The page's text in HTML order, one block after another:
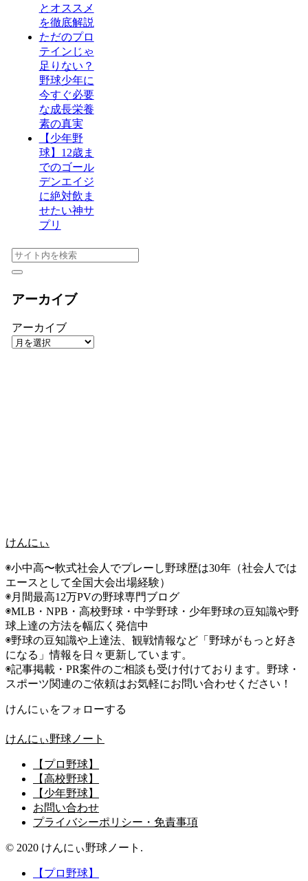
とオススメ
を徹底解説
ただのプロ
テインじゃ
足りない？
野球少年に
今すぐ必要
な成長栄養
素の真実
【少年野
球】12歳ま
でのゴール
デンエイジ
に絶対飲ま
せたい神サ
プリ
アーカイブ
アーカイブ
けんにぃ
◉小中高〜軟式社会人でプレーし野球歴は30年（社会人では
エースとして全国大会出場経験）
◉月間最高12万PVの野球専門ブログ
◉MLB・NPB・高校野球・中学野球・少年野球の豆知識や野
球上達の方法を幅広く発信中
◉野球の豆知識や上達法、観戦情報など「野球がもっと好き
になる」情報を日々更新しています。
◉記事掲載・PR案件のご相談も受け付けております。野球・
スポーツ関連のご依頼はお気軽にお問い合わせください！
けんにぃをフォローする
けんにぃ野球ノート
【プロ野球】
【高校野球】
【少年野球】
お問い合わせ
プライバシーポリシー・免責事項
© 2020 けんにぃ野球ノート.
【プロ野球】